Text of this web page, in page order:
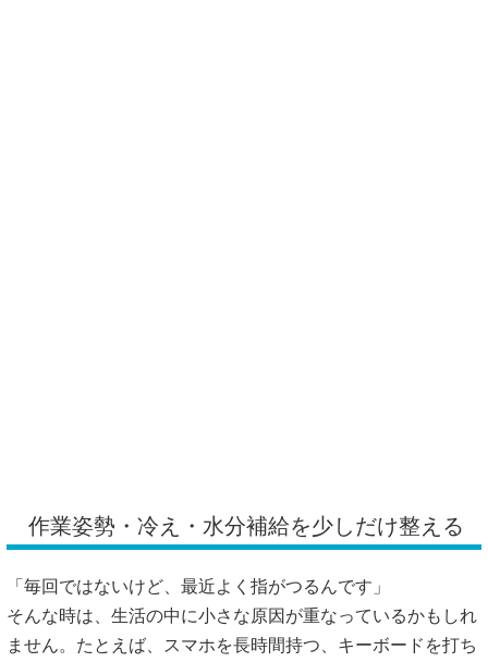
作業姿勢・冷え・水分補給を少しだけ整える
「毎回ではないけど、最近よく指がつるんです」
そんな時は、生活の中に小さな原因が重なっているかもしれ
ません。たとえば、スマホを長時間持つ、キーボードを打ち